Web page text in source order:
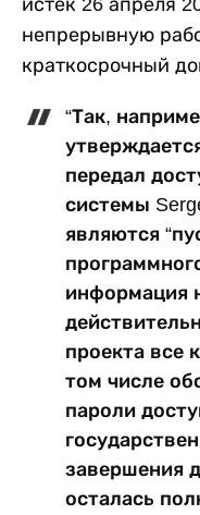
истек 26 апреля
непрерывную
краткосрочный
“Так,
передал
системы
являются
информация
проекта все
том числе
пароли
завершения
осталась